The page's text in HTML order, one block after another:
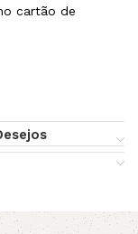
cartão de